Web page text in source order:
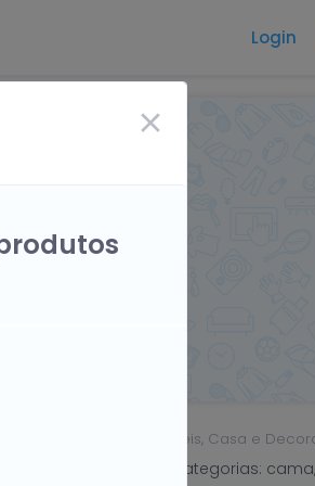
Login
Móveis, Casa e
e banheiro; por categorias: